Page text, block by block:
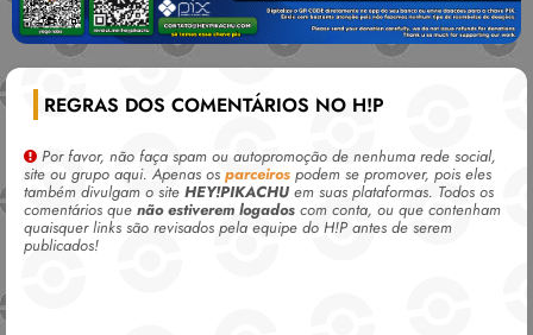
REGRAS DOS COMENTÁRIOS NO H!P
Por favor, não faça spam ou autopromoção de nenhuma rede social,
site ou grupo aqui. Apenas os parceiros podem se promover, pois eles
também divulgam o site HEY!PIKACHU em suas plataformas. Todos os
comentários que não estiverem logados com conta, ou que contenham
quaisquer links são revisados pela equipe do H!P antes de serem
publicados!